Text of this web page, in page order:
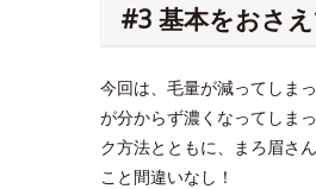
#3 基本をおさ
今回は、毛量が減ってしま
が分からず濃くなってしま
ク方法とともに、まろ眉さ
こと間違いなし！